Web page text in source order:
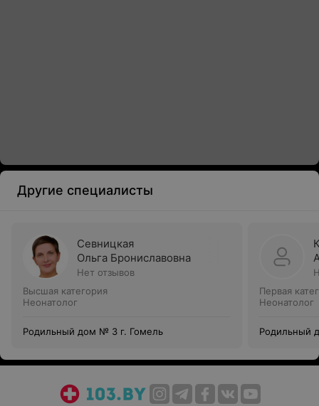
Другие специалисты
Севницкая
Ольга Брониславовна
Нет отзывов
Высшая категория
Неонатолог
Родильный дом № 3 г. Гомель
Первая
Неонатолог
Родильный